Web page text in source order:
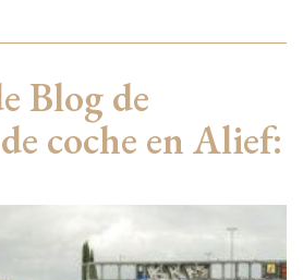
Blog de
coche en Alief: